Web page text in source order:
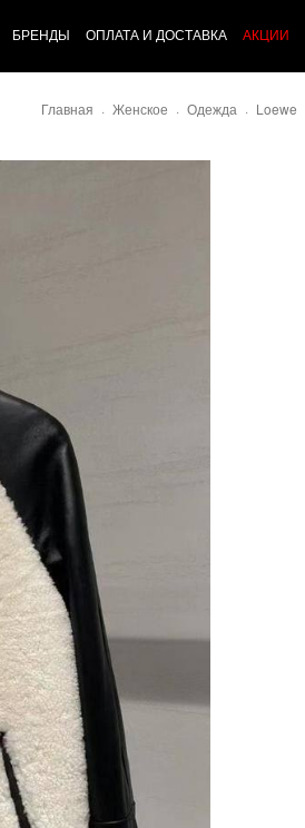
БРЕНДЫ ОПЛАТА И ДОСТАВКА АКЦИИ
Главная Женское Одежда Loewe